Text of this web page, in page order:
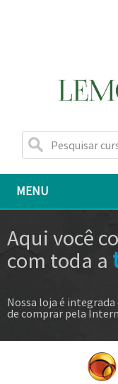
MENU
Aqui você
com toda a
Nossa loja é integrada
de comprar pela